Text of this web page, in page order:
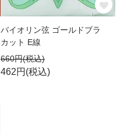
バイオリン弦 ゴールドブラ
カット E線
660円(税込)
462円(税込)